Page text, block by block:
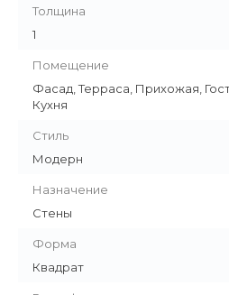
Толщина
1
Помещение
Фасад, Терраса, Прихожая,
Кухня
Стиль
Модерн
Назначение
Стены
Форма
Квадрат